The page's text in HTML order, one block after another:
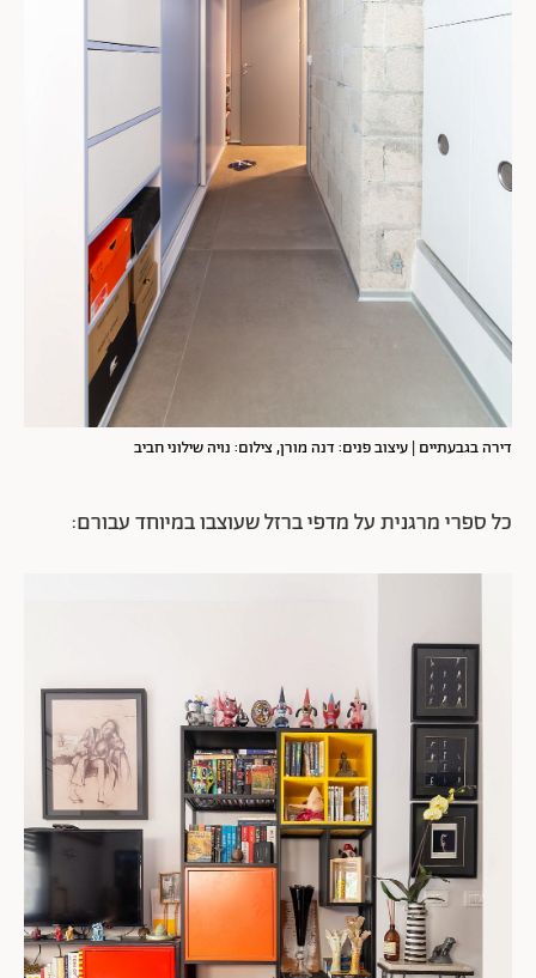
דירה בגבעתיים | עיצוב פנים: דנה מורן, צילום: נויה שילוני חביב
כל ספרי מרגנית על מדפי ברזל שעוצבו במיוחד עבורם: